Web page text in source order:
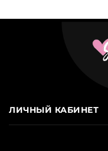
ЛИЧНЫЙ КАБИНЕТ